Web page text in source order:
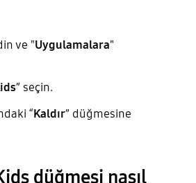
ve "Uygulamalara"
” seçin.
“Kaldır” düğmesine
düğmesi nasıl